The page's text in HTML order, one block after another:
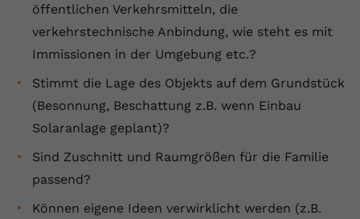
öffentlichen Verkehrsmitteln, die
verkehrstechnische Anbindung, wie steht es mit
Immissionen in der Umgebung etc.?
Stimmt die Lage des Objekts auf dem Grundstück
(Besonnung, Beschattung z.B. wenn Einbau
Solaranlage geplant)?
Sind Zuschnitt und Raumgrößen für die Familie
passend?
Können eigene Ideen verwirklicht werden (z.B.